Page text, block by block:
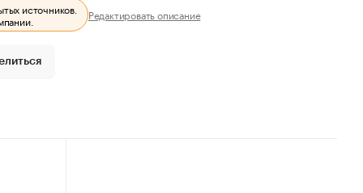
источников.
Редактировать описание